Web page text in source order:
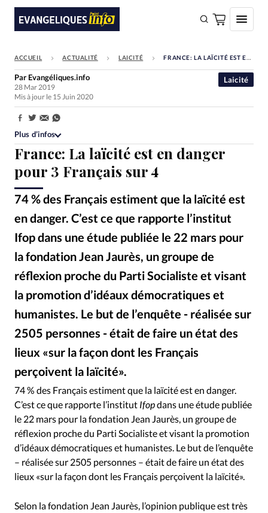
FAIRE UN DON
Faire un don
Société
Monde
Bible
Toute l'actualité
Se connecter
RUBRIQUES
Toute l'actualité Bible Culture
Economie
Eglises
Histoire Laicité
Liberté religieuse
Mission
Monde People Politique
Religions
Société
ACCUEIL ACTUALITÉ LAICITÉ FRANCE: LA LAÏCITÉ EST EN DANGER POUR 3 FRANÇAIS SUR 4
France: La laïcité est en danger
pour 3 Français sur 4
74 % des Français estiment que la laïcité est
en danger. C’est ce que rapporte l’institut
Ifop dans une étude publiée le 22 mars pour
la fondation Jean Jaurès, un groupe de
réflexion proche du Parti Socialiste et visant
la promotion d’idéaux démocratiques et
humanistes. Le but de l’enquête - réalisée sur
2505 personnes - était de faire un état des
lieux «sur la façon dont les Français
perçoivent la laïcité».
Laicité
Par Evangéliques.info
28 Mar 2019
Mis à jour le 15 Juin 2020
Partager:
Plus d’infos
©Photo d'illustration © Vassil / Wikimedia
74 % des Français estiment que la laïcité est en danger.
C’est ce que rapporte l’institut Ifopdans une étude publiée
le 22 mars pour la fondation Jean Jaurès, un groupe de
réflexion proche du Parti Socialiste et visant la promotion
d’idéaux démocratiques et humanistes. Le but de l’enquête
– réalisée sur 2505 personnes – était de faire un état des
lieux «sur la façon dont les Français perçoivent la laïcité».
Selon la fondation Jean Jaurès, l’opinion publique est très